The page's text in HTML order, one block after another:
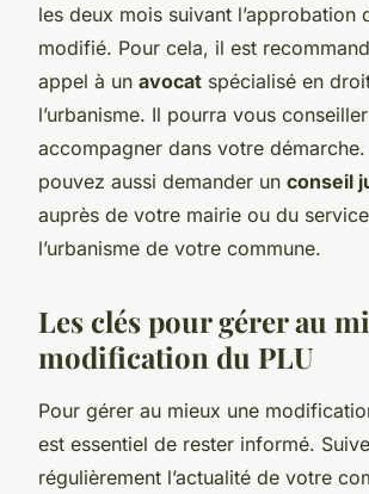
les deux mois suivant l’approbation
modifié. Pour cela, il est
appel à un avocat spécialisé en
l’urbanisme. Il pourra vous
accompagner dans votre
pouvez aussi demander un conseil
auprès de votre mairie ou du
l’urbanisme de votre commune.
Les clés pour gérer au
modification du PLU
Pour gérer au mieux une
est essentiel de rester informé.
régulièrement l’actualité de votre